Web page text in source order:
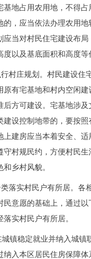
한국어
FRANÇAIS
العربية
基地占用农用地，不得占
的，应当依法办理农用
应当对村民住宅建设布局
度以及基底面积和高度等
庄规划。村民建设住
原有宅基地和村内空闲
后方可建设。宅基地涉
建设控制地带的，要按照
上建房应当本着安全、适
守村规民约，方便村民生
乡村风貌。
实村民户有所居。各
民意愿的基础上，通过
实村民户有所居。
稳定就业并纳入城镇
纳入本区居民住房保障体